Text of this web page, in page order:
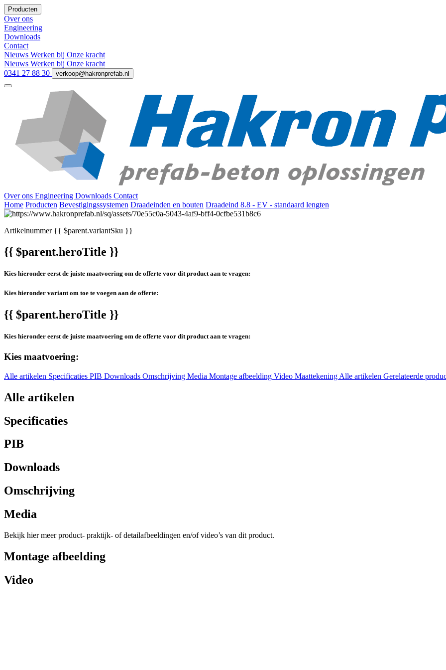
Producten
Over ons
Engineering
Downloads
Contact
Nieuws Werken bij Onze kracht
Nieuws Werken bij Onze kracht
0341 27 88 30
verkoop@hakronprefab.nl
Over ons Engineering Downloads Contact
Home Producten Bevestigingssystemen Draadeinden en bouten Draadeind 8.8 - EV - standaard lengten
Artikelnummer{{ $parent.variantSku }}
{{ $parent.heroTitle }}
Kies hieronder eerst de juiste maatvoering om de offerte voor dit product aan te vragen:
Kies hieronder variant om toe te voegen aan de offerte:
{{ $parent.heroTitle }}
Kies hieronder eerst de juiste maatvoering om de offerte voor dit product aan te vragen:
Kies maatvoering:
Alle artikelen Specificaties PIB Downloads Omschrijving Media Montage afbeelding Video Maattekening Alle artikelen Gerelateerde
Alle artikelen
Specificaties
PIB
Downloads
Omschrijving
Media
Bekijk hier meer product- praktijk- of detailafbeeldingen en/of video’s van dit product.
Montage afbeelding
Video